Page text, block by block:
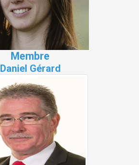
Membre
Daniel Gérard